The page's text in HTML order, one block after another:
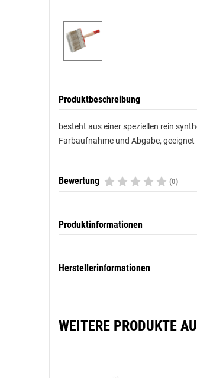
Produktbeschreibung
besteht aus einer speziellen rein
Farbaufnahme und Abgabe,
Bewertung (0)
Produktinformationen
Herstellerinformationen
WEITERE PRODUKTE